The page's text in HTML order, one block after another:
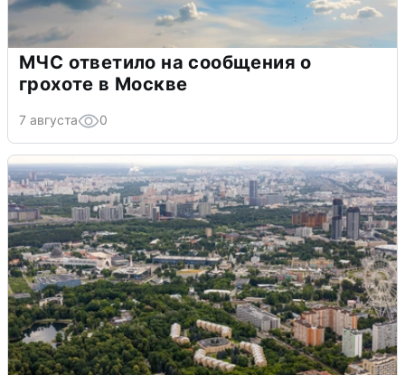
МЧС ответило на сообщения о
грохоте в Москве
7 августа 0